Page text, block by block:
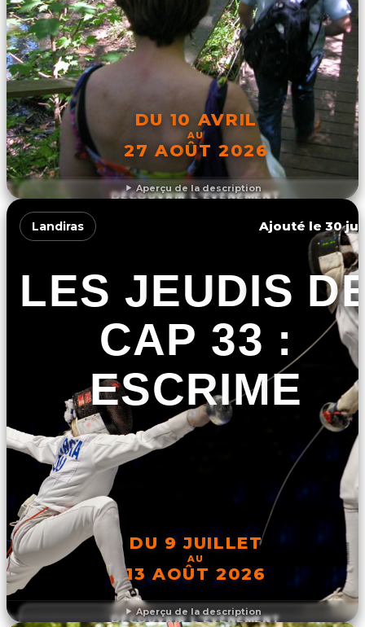
Aperçu de la description
DU 10 AVRIL
AU
27 AOÛT 2026
DÉCOUVRIR L'ÉVÉNEMENT
Aperçu de la description
Landiras Ajouté le 30
LES JEUDIS
CAP 33 :
ESCRIME
DU 9 JUILLET
AU
13 AOÛT 2026
DÉCOUVRIR L'ÉVÉNEMENT